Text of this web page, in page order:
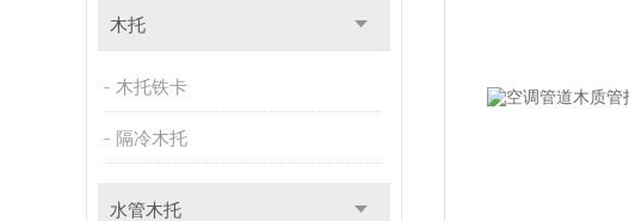
木托
木托铁卡
隔冷木托
水管木托